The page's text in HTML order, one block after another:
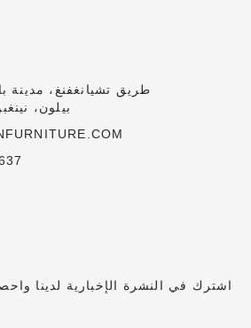
بيلون، نينغبو،
اشترك في النشرة الإخبارية لدينا